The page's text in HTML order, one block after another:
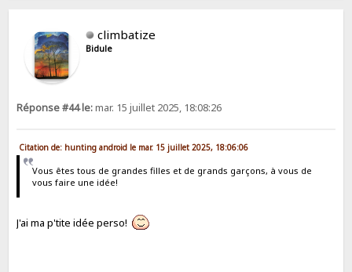
climbatize
Bidule
Réponse #44 le:mar. 15 juillet 2025, 18:08:26
Citation de: hunting android le mar. 15 juillet 2025, 18:06:06
Vous êtes tous de grandes filles et de grands garçons, à vous de
vous faire une idée!
J'ai ma p'tite idée perso!